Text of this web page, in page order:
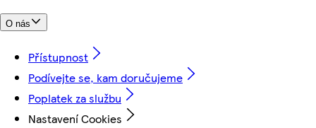
O nás
Přístupnost
Podívejte se, kam doručujeme
Poplatek za službu
Nastavení Cookies